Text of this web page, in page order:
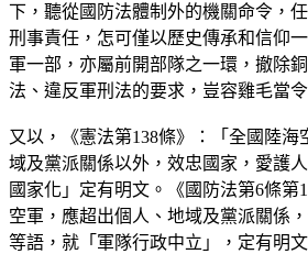
下，聽從國防法體制外的機關命令，
刑事責任，怎可僅以歷史傳承和信仰
軍一部，亦屬前開部隊之一環，撤除
法、違反軍刑法的要求，豈容雞毛當令
又以，《憲法第138條》：「全國陸海
域及黨派關係以外，效忠國家，愛護
國家化」定有明文。《國防法第6條第
空軍，應超出個人、地域及黨派關係
等語，就「軍隊行政中立」，定有明